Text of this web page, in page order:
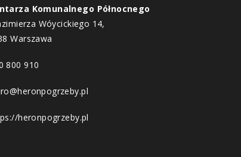
Komunalnego Północnego
Wóycickiego 14,
Warszawa
800 910
heronpogrzeby.pl